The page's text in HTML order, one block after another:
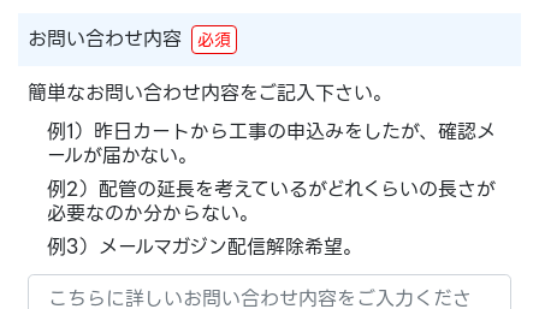
お問い合わせ内容 必須
簡単なお問い合わせ内容をご記入下さい。
例1）昨日カートから工事の申込みをしたが、確認メ
ールが届かない。
例2）配管の延長を考えているがどれくらいの長さが
必要なのか分からない。
例3）メールマガジン配信解除希望。